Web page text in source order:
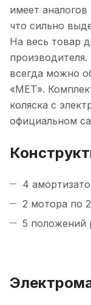
имеет
что сильно
На весь товар
всегда можно
«МЕТ».
коляска с
официальном
4
2 мотора по
5 положений